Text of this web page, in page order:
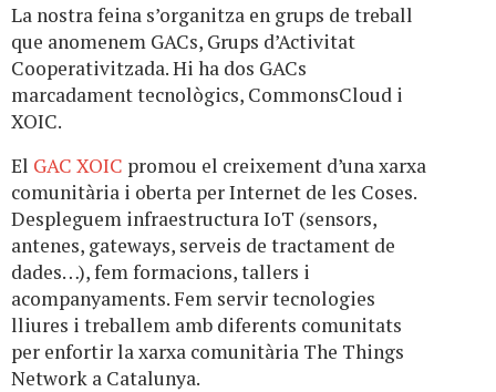
La nostra feina s’organitza en grups de treball
que anomenem GACs, Grups d’Activitat
Cooperativitzada. Hi ha dos GACs
marcadament tecnològics, CommonsCloud i
XOIC.
El GAC XOIC promou el creixement d’una xarxa
comunitària i oberta per Internet de les Coses.
Despleguem infraestructura IoT (sensors,
antenes, gateways, serveis de tractament de
dades…), fem formacions, tallers i
acompanyaments. Fem servir tecnologies
lliures i treballem amb diferents comunitats
per enfortir la xarxa comunitària The Things
Network a Catalunya.